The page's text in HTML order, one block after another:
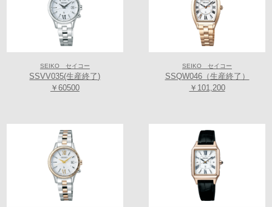
≪取扱い店舗≫
【Koyo天王寺ミオプラザ館店】グローバルブランド コアショップ
〒543-0055 大阪府大阪市天王寺区悲田院町10-48天王寺ミオプラザ館 3階
アクセスマップ)
TEL/FAX:06-6771-1206
ショップ
〒545-0052 大阪府大阪市阿倍野区阿倍野筋1-6-1 あべのキューズモール
アクセスマップ)
TEL/FAX:06-6649-3366
SEIKO セイコー
SSVV035(生産終了)
￥60500
SEIKO セイコー
SSQW046（生産終了）
￥101,200